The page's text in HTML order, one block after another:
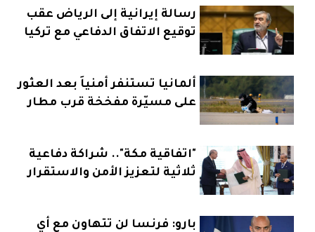
رسالة إيرانية إلى الرياض عقب
توقيع الاتفاق الدفاعي مع تركيا
ألمانيا تستنفر أمنياً بعد العثور
على مسيّرة مفخخة قرب مطار
"اتفاقية مكة".. شراكة دفاعية
ثلاثية لتعزيز الأمن والاستقرار
بارو: فرنسا لن تتهاون مع أي